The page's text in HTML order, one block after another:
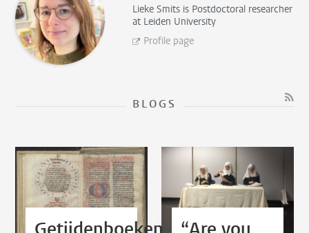
Lieke Smits is Postdoctoral researcher
at Leiden University
Profile page
BLOGS